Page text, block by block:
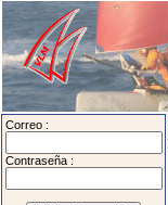
Correo :
Contraseña :